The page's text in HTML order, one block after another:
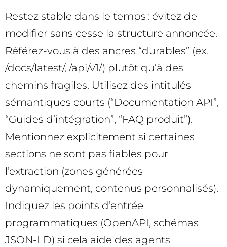
Restez stable dans le temps : évitez de
modifier sans cesse la structure annoncée.
Référez-vous à des ancres “durables” (ex.
/docs/latest/, /api/v1/) plutôt qu’à des
chemins fragiles. Utilisez des intitulés
sémantiques courts (“Documentation API”,
“Guides d’intégration”, “FAQ produit”).
Mentionnez explicitement si certaines
sections ne sont pas fiables pour
l’extraction (zones générées
dynamiquement, contenus personnalisés).
Indiquez les points d’entrée
programmatiques (OpenAPI, schémas
JSON-LD) si cela aide des agents